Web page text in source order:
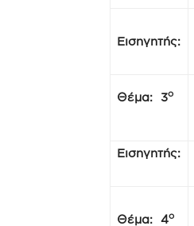
Εισηγητής:
Θέμα: 3ο
Εισηγητής:
Θέμα: 4ο